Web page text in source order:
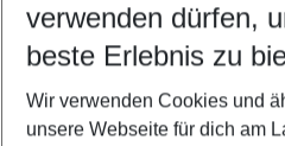
Wähle deinen Reisezeitraum
5-8
2 Erwachsene Keine Kinder
verwenden dürfen,
beste Erlebnis zu
Wir verwenden Cookies und
unsere Webseite für dich am